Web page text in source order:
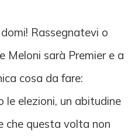
Rassegnatevi o
Meloni sarà Premier e a
cosa da fare:
le elezioni, un abitudine
che questa volta non